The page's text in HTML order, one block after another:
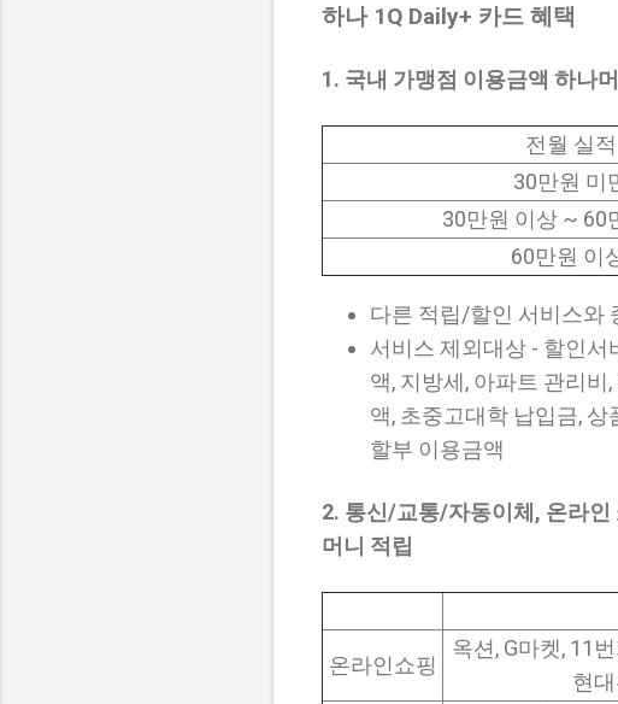
하나 1Q Daily+ 카드 혜택
1. 국내 가맹점 이용금액 하나
전월 실적
30만원 미
30만원 이상 ~ 60
60만원 이
다른 적립/할인 서비스와
서비스 제외대상 - 할인서
액, 지방세, 아파트 관리
액, 초중고대학 납입금,
할부 이용금액
2. 통신/교통/자동이체, 온라인
머니 적립
온라인쇼핑
옥션, G마켓, 11
현